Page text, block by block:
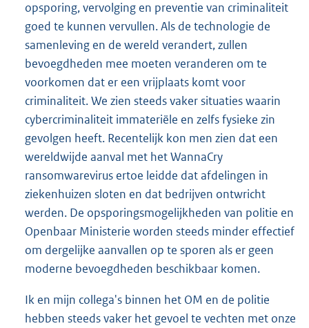
opsporing, vervolging en preventie van criminaliteit
goed te kunnen vervullen. Als de technologie de
samenleving en de wereld verandert, zullen
bevoegdheden mee moeten veranderen om te
voorkomen dat er een vrijplaats komt voor
criminaliteit. We zien steeds vaker situaties waarin
cybercriminaliteit immateriële en zelfs fysieke zin
gevolgen heeft. Recentelijk kon men zien dat een
wereldwijde aanval met het WannaCry
ransomwarevirus ertoe leidde dat afdelingen in
ziekenhuizen sloten en dat bedrijven ontwricht
werden. De opsporingsmogelijkheden van politie en
Openbaar Ministerie worden steeds minder effectief
om dergelijke aanvallen op te sporen als er geen
moderne bevoegdheden beschikbaar komen.
Ik en mijn collega's binnen het OM en de politie
hebben steeds vaker het gevoel te vechten met onze